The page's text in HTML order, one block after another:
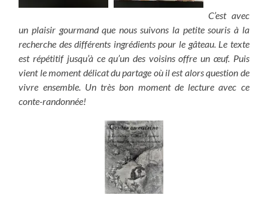
C’est avec
un plaisir gourmand que nous suivons la petite souris à la
recherche des différents ingrédients pour le gâteau. Le texte
est répétitif jusqu’à ce qu’un des voisins offre un œuf. Puis
vient le moment délicat du partage où il est alors question de
vivre ensemble. Un très bon moment de lecture avec ce
conte-randonnée!